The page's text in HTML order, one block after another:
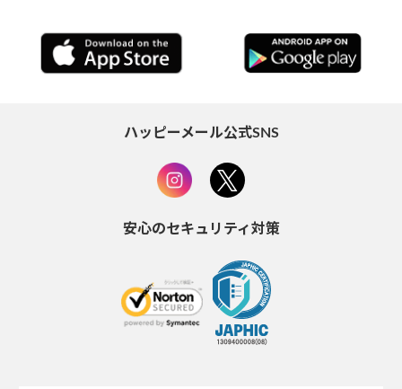
ハッピーメール公式SNS
安心のセキュリティ対策